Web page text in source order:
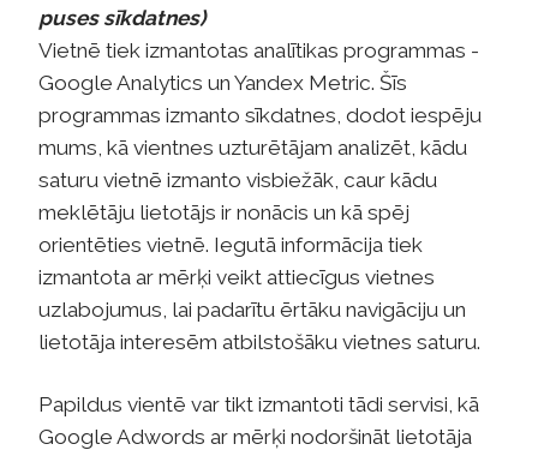
puses sīkdatnes)
Vietnē tiek izmantotas analītikas programmas -
Google Analytics un Yandex Metric. Šīs
programmas izmanto sīkdatnes, dodot iespēju
mums, kā vientnes uzturētājam analizēt, kādu
saturu vietnē izmanto visbiežāk, caur kādu
meklētāju lietotājs ir nonācis un kā spēj
orientēties vietnē. Iegutā informācija tiek
izmantota ar mērķi veikt attiecīgus vietnes
uzlabojumus, lai padarītu ērtāku navigāciju un
lietotāja interesēm atbilstošāku vietnes saturu.
Papildus vientē var tikt izmantoti tādi servisi, kā
Google Adwords ar mērķi nodoršināt lietotāja